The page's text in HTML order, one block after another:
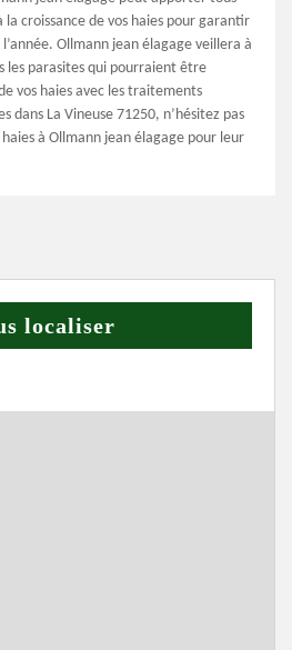
la croissance de vos haies pour garantir
Ollmann jean élagage veillera à
les parasites qui pourraient être
vos haies avec les traitements
dans La Vineuse 71250, n’hésitez pas
à Ollmann jean élagage pour leur
localiser